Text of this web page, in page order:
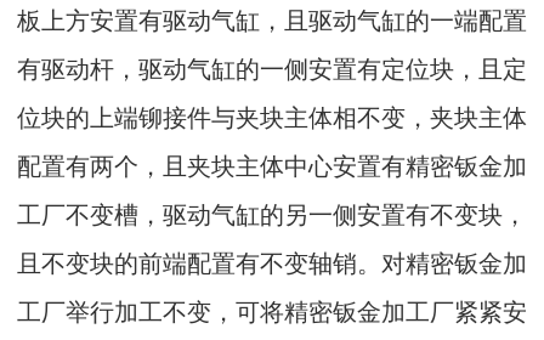
板上方安置有驱动气缸，且驱动气缸的一端配置
有驱动杆，驱动气缸的一侧安置有定位块，且定
位块的上端铆接件与夹块主体相不变，夹块主体
配置有两个，且夹块主体中心安置有精密钣金加
工厂不变槽，驱动气缸的另一侧安置有不变块，
且不变块的前端配置有不变轴销。对精密钣金加
工厂举行加工不变，可将精密钣金加工厂紧紧安